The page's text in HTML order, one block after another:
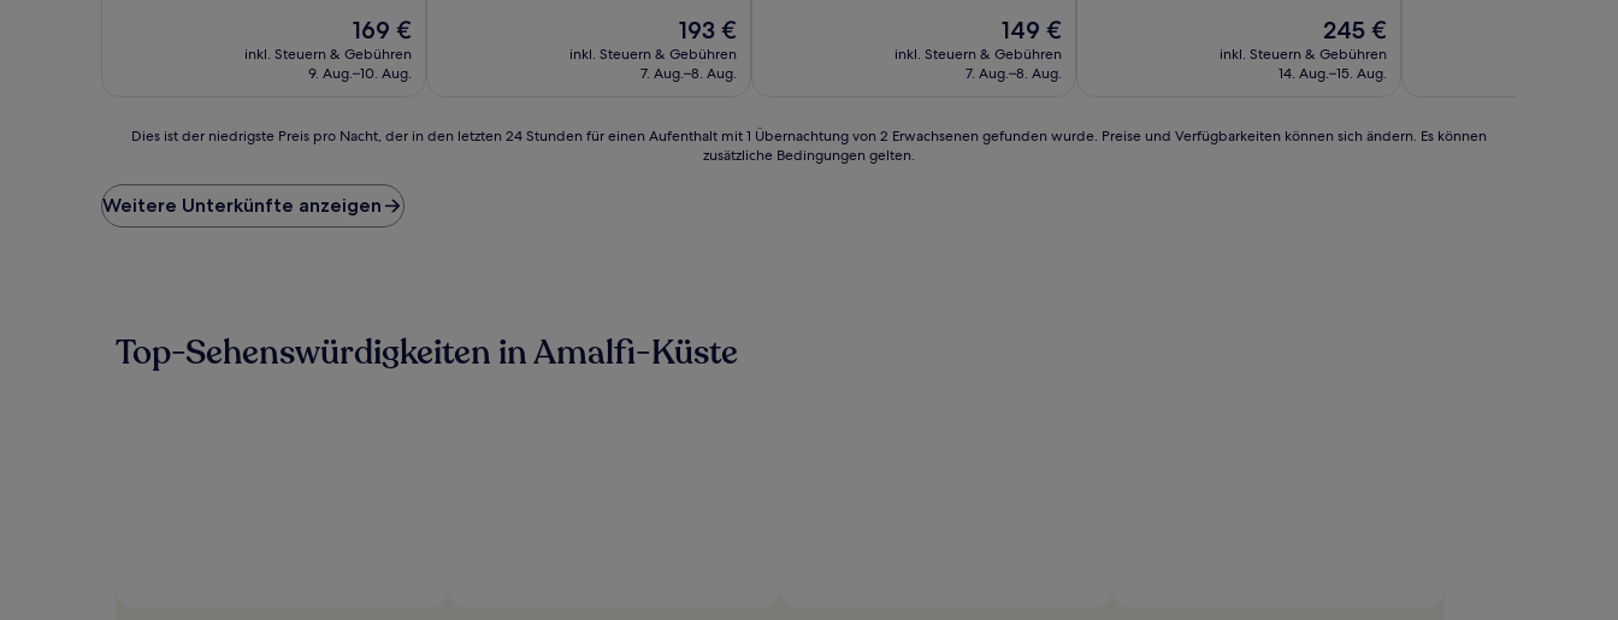
Der
Preis
beträgt
169 €
inkl. Steuern & Gebühren
9. Aug.–10. Aug.
Der
Preis
beträgt
193 €
inkl. Steuern & Gebühren
7. Aug.–8. Aug.
Der
Preis
beträgt
149 €
inkl. Steuern & Gebühren
7. Aug.–8. Aug.
Der
Preis
beträgt
245 €
inkl. Steuern & Gebühren
14. Aug.–15. Aug.
der
niedrigste
Preis
letzten
24 Stunden
Dies ist der niedrigste Preis pro Nacht, der in den letzten 24 Stunden für einen Aufenthalt mit 1 Übernachtung von 2 Erwachsenen gefunden wurde. Preise und Verfügbarkeiten können sich ändern. Es können
zusätzliche Bedingungen gelten.
Weitere Unterkünfte anzeigen
Top-Sehenswürdigkeiten in Amalfi-Küste